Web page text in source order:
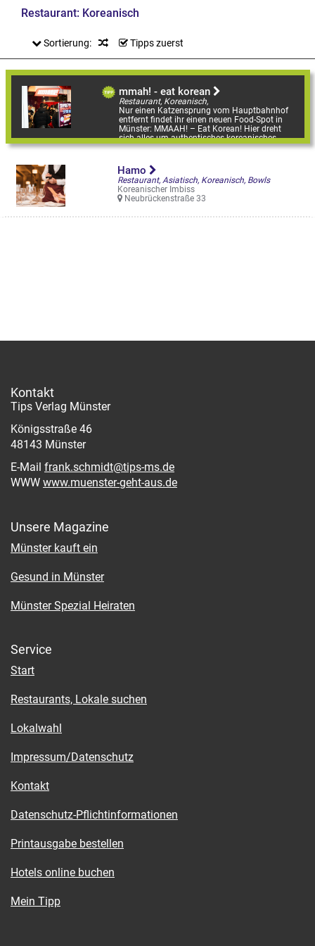
Restaurant: Koreanisch
Sortierung: Tipps zuerst
mmah! - eat korean
Restaurant, Koreanisch,
Nur einen Katzensprung vom Hauptbahnhof
entfernt findet ihr einen neuen Food-Spot in
Münster: MMAAH! – Eat Korean! Hier dreht
sich alles um authentisches koreanisches ...
Windthorststraße 11
Hamo
Restaurant, Asiatisch, Koreanisch, Bowls
Koreanischer Imbiss
Neubrückenstraße 33
Kontakt
Tips Verlag Münster
Königsstraße 46
48143 Münster
E-Mail frank.schmidt@tips-ms.de
WWW www.muenster-geht-aus.de
Unsere Magazine
Münster kauft ein
Gesund in Münster
Münster Spezial Heiraten
Service
Start
Restaurants, Lokale suchen
Lokalwahl
Impressum/Datenschutz
Kontakt
Datenschutz-Pflichtinformationen
Printausgabe bestellen
Hotels online buchen
Mein Tipp